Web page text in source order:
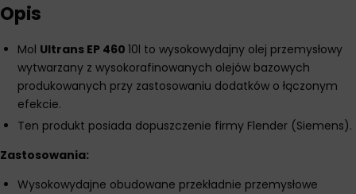
Opis
Mol Ultrans EP 460 10l to wysokowydajny olej przemysłowy
wytwarzany z wysokorafinowanych olejów bazowych
produkowanych przy zastosowaniu dodatków o łączonym
efekcie.
Ten produkt posiada dopuszczenie firmy Flender (Siemens).
Zastosowania:
Wysokowydajne obudowane przekładnie przemysłowe